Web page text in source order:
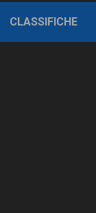
CLASSIFICHE